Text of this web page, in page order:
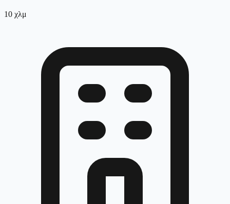
10 χλμ